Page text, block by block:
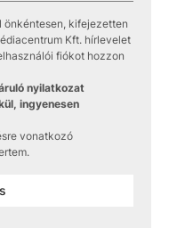
önkéntesen, kifejezetten
Kft. hírlevelet
fiókot hozzon
nyilatkozat
ingyenesen
vonatkozó